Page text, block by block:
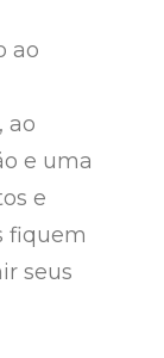
ao
ao
e uma
e
fiquem
seus